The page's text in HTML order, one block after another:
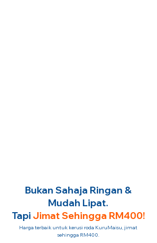
Bukan Sahaja Ringan &
Mudah Lipat.
Tapi Jimat Sehingga RM400!
Harga terbaik untuk kerusi roda KuruMaisu, jimat
sehingga RM400.